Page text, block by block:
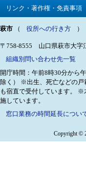
リンク・著作権・免責事項
萩市 （ 役所への行き方 ）
〒758-8555 山口県萩市大字
組織別問い合わせ先一覧
開庁時間：午前8時30分から
除く）
※出生、死亡などの戸
も宿直で受付しています。
※
施しています。
窓口業務の時間延長につい
Copyright ©